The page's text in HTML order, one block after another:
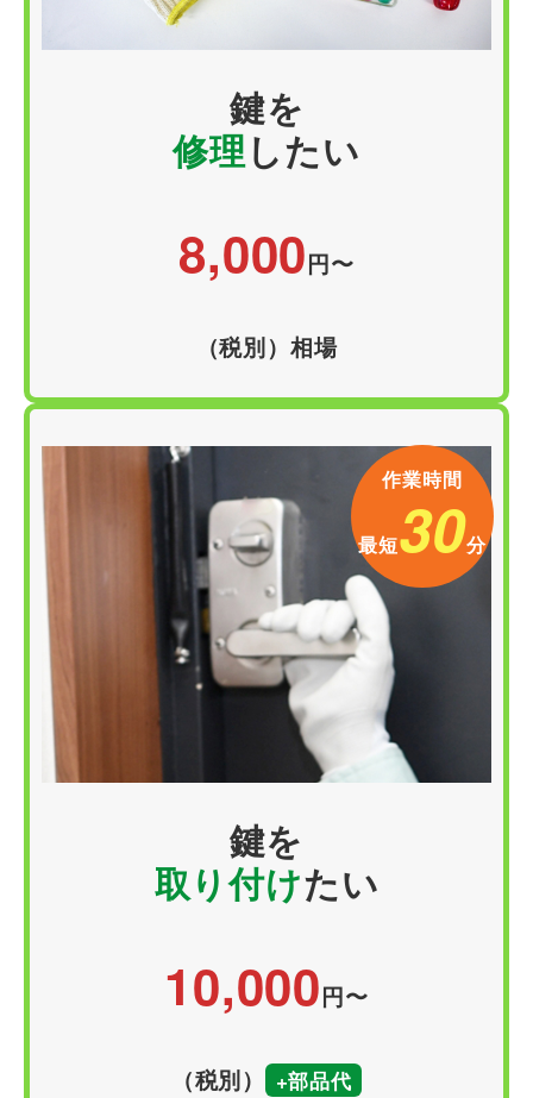
鍵を
修理したい
8,000円〜
（税別）相場
作業時間
最短30分
鍵を
取り付けたい
10,000円〜
（税別） +部品代